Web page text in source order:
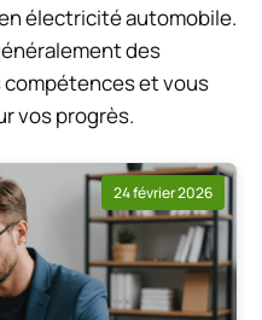
électricité automobile.
des
et vous
vos progrès.
24 février 2026